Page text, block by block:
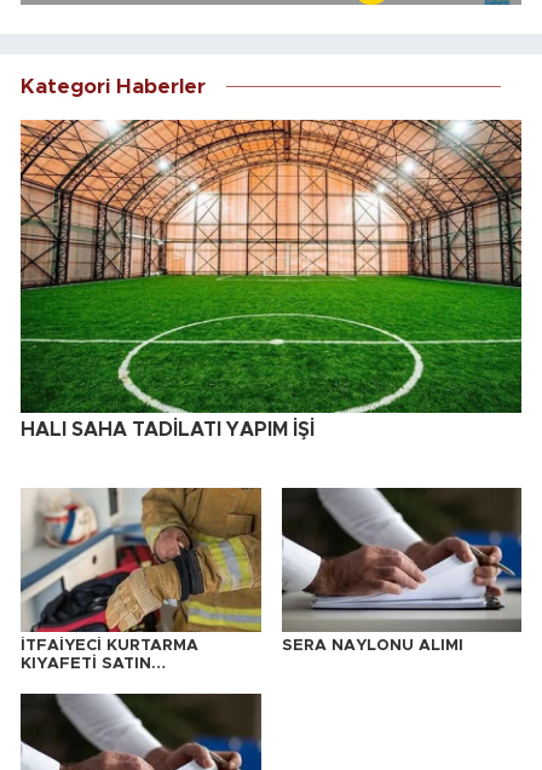
Kategori Haberler
HALI SAHA TADİLATI YAPIM İŞİ
İTFAİYECİ KURTARMA
KIYAFETİ SATIN
SERA NAYLONU ALIMI